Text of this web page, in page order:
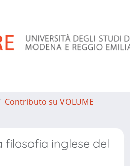
Contributo su VOLUME
filosofia inglese del